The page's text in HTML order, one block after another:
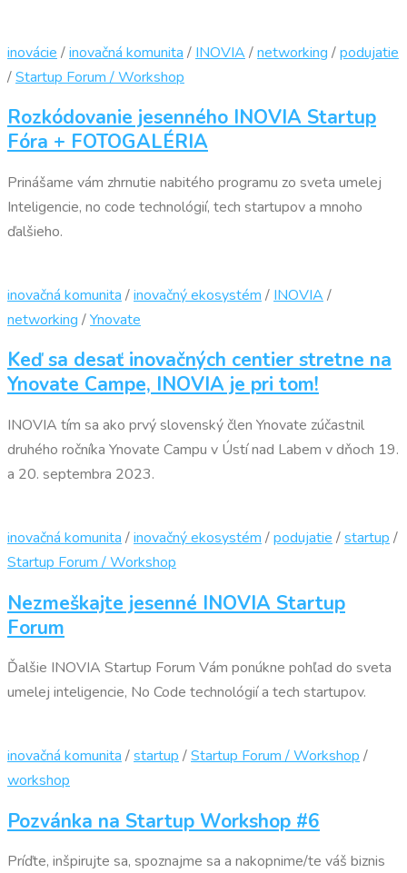
inovácie /inovačná komunita / INOVIA /networking /podujatie
/Startup Forum / Workshop
Rozkódovanie jesenného INOVIA Startup
Fóra + FOTOGALÉRIA
Prinášame vám zhrnutie nabitého programu zo sveta umelej
Inteligencie, no code technológií, tech startupov a mnoho
ďalšieho.
inovačná komunita /inovačný ekosystém / INOVIA /
networking /Ynovate
Keď sa desať inovačných centier stretne na
Ynovate Campe, INOVIA je pri tom!
INOVIA tím sa ako prvý slovenský člen Ynovate zúčastnil
druhého ročníka Ynovate Campu v Ústí nad Labem v dňoch 19.
a 20. septembra 2023.
inovačná komunita /inovačný ekosystém /podujatie /startup /
Startup Forum / Workshop
Nezmeškajte jesenné INOVIA Startup
Forum
Ďalšie INOVIA Startup Forum Vám ponúkne pohľad do sveta
umelej inteligencie, No Code technológií a tech startupov.
inovačná komunita /startup /Startup Forum / Workshop /
workshop
Pozvánka na Startup Workshop #6
Príďte, inšpirujte sa, spoznajme sa a nakopnime/te váš biznis